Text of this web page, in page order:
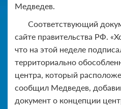
Медведев.
Соответствующий
сайте правительства РФ.
что на этой неделе
территориально
центра, который
сообщил Медведев,
документ о концепции